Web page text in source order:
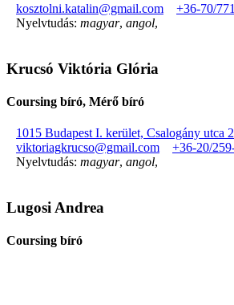
kosztolni.katalin@gmail.com
+36-70/
Nyelvtudás: magyar, angol,
Krucsó Viktória Glória
Coursing bíró, Mérő bíró
1015 Budapest I. kerület, Csalogány utca
viktoriagkrucso@gmail.com
+36-20/
Nyelvtudás: magyar, angol,
Lugosi Andrea
Coursing bíró